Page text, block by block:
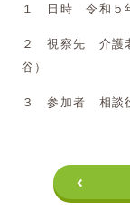
１ 日時 令和５
２ 視察先 介護
谷）
３ 参加者 相談